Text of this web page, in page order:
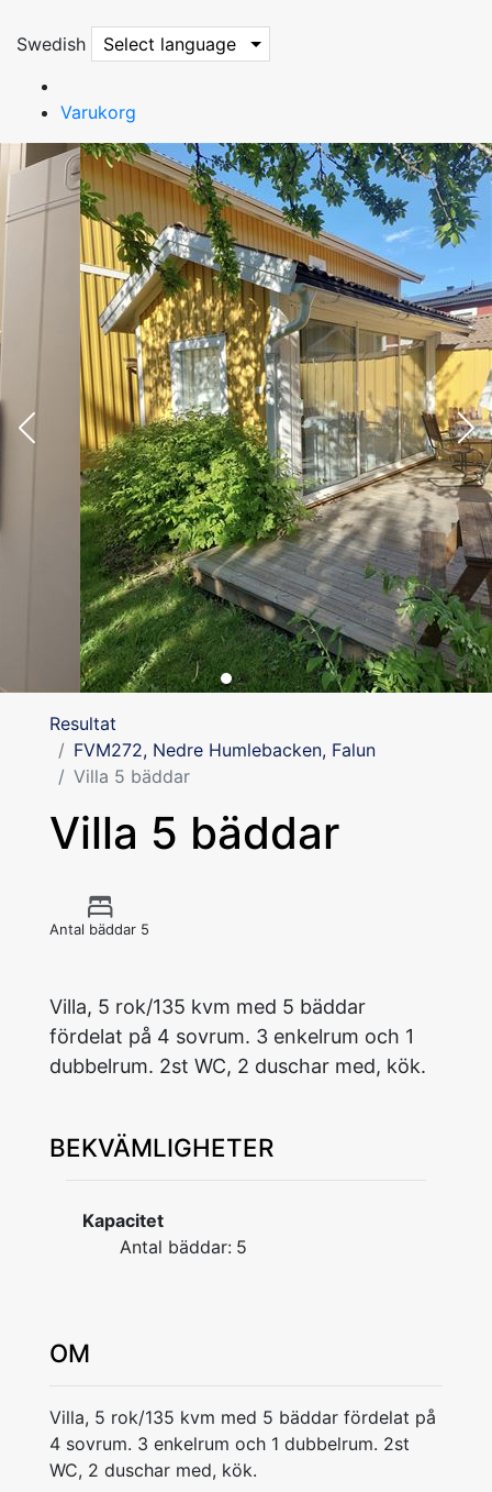
Swedish Select language
Varukorg
Resultat
FVM272, Nedre Humlebacken, Falun
Villa 5 bäddar
Villa 5 bäddar
Antal bäddar 5
Villa, 5 rok/135 kvm med 5 bäddar
fördelat på 4 sovrum. 3 enkelrum och 1
dubbelrum. 2st WC, 2 duschar med, kök.
BEKVÄMLIGHETER
Kapacitet
Antal bäddar: 5
OM
Villa, 5 rok/135 kvm med 5 bäddar fördelat på
4 sovrum. 3 enkelrum och 1 dubbelrum. 2st
WC, 2 duschar med, kök.